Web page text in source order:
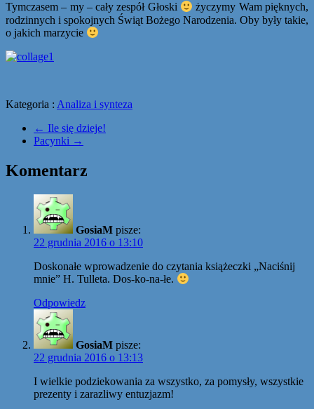
Tymczasem – my – cały zespół Głoski
życzymy Wam pięknych,
rodzinnych i spokojnych Świąt Bożego Narodzenia. Oby były takie,
o jakich marzycie
Kategoria : Analiza i synteza
← Ile się dzieje!
Pacynki →
Komentarz
GosiaM pisze:
22 grudnia 2016 o 13:10
Doskonałe wprowadzenie do czytania książeczki „Naciśnij
mnie” H. Tulleta. Dos-ko-na-łe.
Odpowiedz
GosiaM pisze:
22 grudnia 2016 o 13:13
I wielkie podziekowania za wszystko, za pomysły, wszystkie
prezenty i zarazliwy entuzjazm!